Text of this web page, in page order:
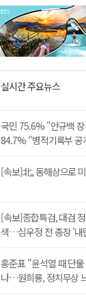
실시간 주요뉴스
국민 75.6% "안규백
84.7% "병적기록부 공
[속보]北, 동해상으로
[속보]종합특검, 대검
색…심우정 전 총장 '내
홍준표 "윤석열 때 단
나…원희룡, 정치무상